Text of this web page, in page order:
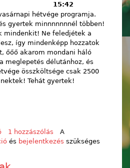
15:42
hétvége programja.
gyertek minnnnnnnél többen!
mindenkit! Ne feledjétek a
így mindenképp hozzatok
őőő akarom mondani háló
meglepetés délutánhoz, és
összköltsége csak 2500
Tehát gyertek!
Szüntelenül imádkozzatok és
gyertek Virágvasárnapi hétvégére!
1 hozzászólás
A
és bejelentkezés szükséges